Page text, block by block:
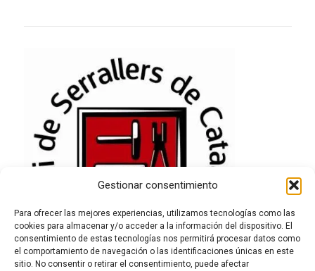
Gestionar consentimiento
Para ofrecer las mejores experiencias, utilizamos tecnologías como las
cookies para almacenar y/o acceder a la información del dispositivo. El
consentimiento de estas tecnologías nos permitirá procesar datos como
el comportamiento de navegación o las identificaciones únicas en este
sitio. No consentir o retirar el consentimiento, puede afectar